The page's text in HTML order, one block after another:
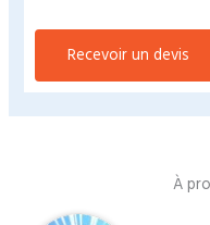
Recevoir un devis
À